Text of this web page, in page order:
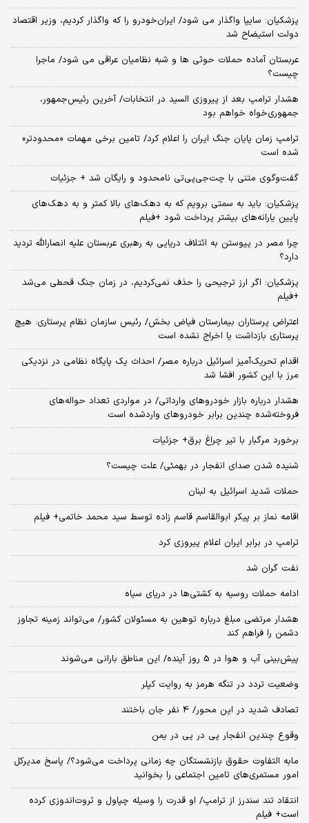
پزشکیان: سایپا واگذار می شود/ ایران‌خودرو را که واگذار کردیم، وزیر اقتصاد
دولت استیضاح شد
عربستان آماده حملات حوثی ها و شبه نظامیان عراقی می شود/ ماجرا
چیست؟
هشدار ترامپ بعد از پیروزی السید در انتخابات/ آخرین رئیس‌جمهور،
جمهوری‌خواه خواهم بود
ترامپ زمان پایان جنگ ایران را اعلام کرد/ تامین برخی مهمات «محدودتر»
شده است
گفت‌وگوی متنی با چت‌جی‌پی‌تی نامحدود و رایگان شد + جزئیات
پزشکیان: باید به سمتی برویم که به دهک‌های بالا کمتر و به دهک‌های
پایین یارانه‌های بیشتر پرداخت شود +فیلم
چرا مصر در پیوستن به ائتلاف دریایی به رهبری عربستان علیه انصارالله تردید
دارد؟
پزشکیان: اگر ارز ترجیحی را حذف نمی‌کردیم، در زمان جنگ قحطی می‌شد
+فیلم
اعتراض پرستاران بیمارستان فیاض بخش/ رئیس سازمان نظام پرستاری: هیچ
پرستاری بازداشت یا اخراج نشده است
اقدام تحریک‌آمیز اسرائیل درباره مصر/ احداث یک پایگاه نظامی در نزدیکی
مرز با این کشور افشا شد
هشدار درباره بازار خودروهای وارداتی/ در مواردی تعداد حواله‌های
فروخته‌شده چندین برابر خودروهای واردشده است
برخورد مرگبار با تیر چراغ برق+ جزئیات
شنیده شدن صدای انفجار در بهمئی/ علت چیست؟
حملات شدید اسرائیل به لبنان
اقامه نماز بر پیکر ابوالقاسم قاسم زاده توسط سید محمد خاتمی+ فیلم
ترامپ در برابر ایران اعلام پیروزی کرد
نفت گران شد
ادامه حملات روسیه به کشتی‌ها در دریای سیاه
هشدار مرتضی مبلغ درباره توهین به مسئولان کشور/ می‌تواند زمینه تجاوز
دشمن را فراهم کند
پیش‌بینی آب و هوا در 5 روز آینده/ این مناطق بارانی می‌شوند
وضعیت تردد در تنگه هرمز به روایت کپلر
تصادف شدید در این محور/ 4 نفر جان باختند
وقوع چندین انفجار پی در پی در یمن
مابه التفاوت حقوق بازنشستگان چه زمانی پرداخت می‌شود؟/ پاسخ مدیرکل
امور مستمری‌های تامین اجتماعی را بخوانید
انتقاد تند سندرز از ترامپ/ او قدرت را وسیله چپاول و ثروت‌اندوزی کرده
است+ فیلم